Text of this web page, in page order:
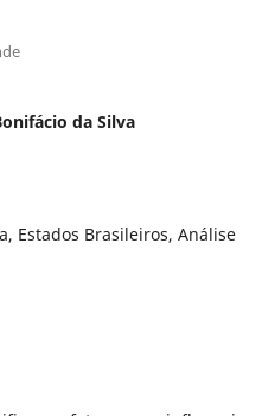
da Silva
Estados Brasileiros, Análise